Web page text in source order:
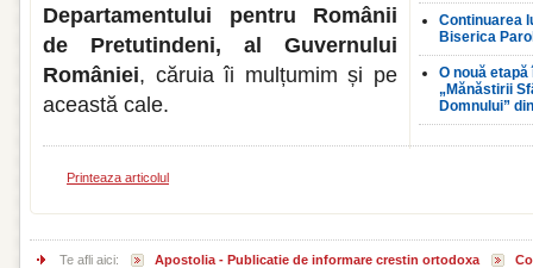
Continuarea
Biserica
O nouă
„Mănăstirii
Domnului”
Departamentului pentru Românii
de Pretutindeni, al Guvernului
României, căruia îi mulțumim și pe
această cale.
Printeaza articolul
Te afli aici: Apostolia - Publicatie de informare crestin ortodoxa